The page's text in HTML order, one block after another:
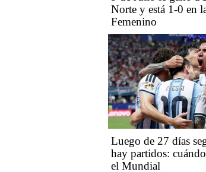
Norte y está 1-0 en
Femenino
Luego de 27 días
hay partidos:
el Mundial